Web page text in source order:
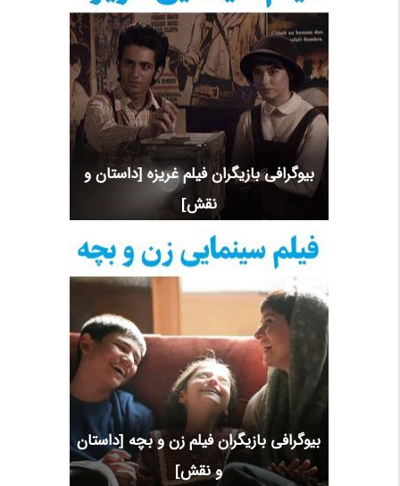
بیوگرافی بازیگران فیلم غریزه [داستان و
نقش]
بیوگرافی بازیگران فیلم زن و بچه [داستان
و نقش]